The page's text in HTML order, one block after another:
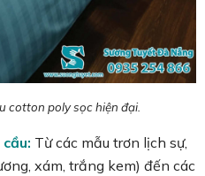
cotton poly sọc hiện đại.
Từ các mẫu trơn lịch sự,
xám, trắng kem) đến các